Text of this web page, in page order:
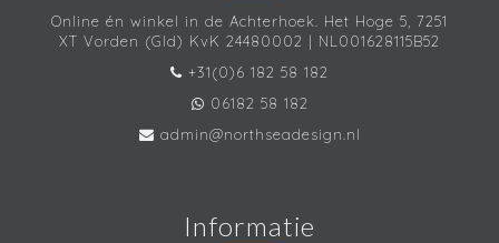
Online én winkel in de Achterhoek. Het Hoge 5, 7251
XT Vorden (Gld) KvK 24480002 | NL001628115B52
+31(0)6 182 58 182
06182 58 182
admin@northseadesign.nl
Informatie